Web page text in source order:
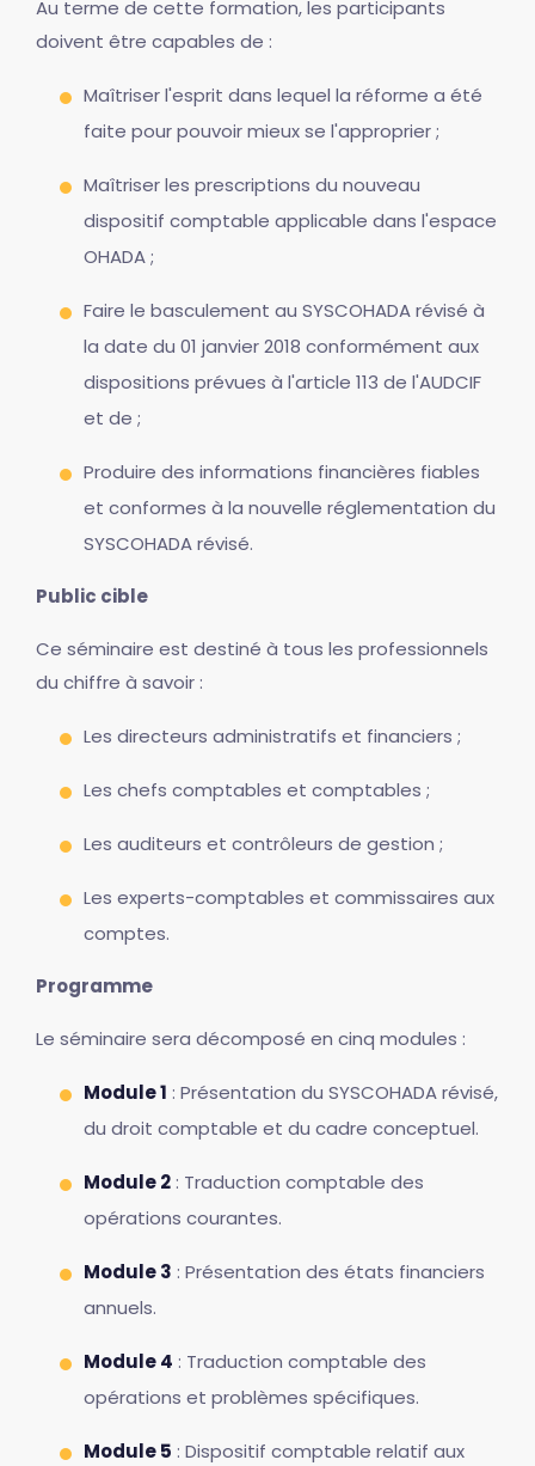
Au terme de cette formation, les participants
doivent être capables de :
Maîtriser l'esprit dans lequel la réforme a été
faite pour pouvoir mieux se l'approprier ;
Maîtriser les prescriptions du nouveau
dispositif comptable applicable dans l'espace
OHADA ;
Faire le basculement au SYSCOHADA révisé à
la date du 01 janvier 2018 conformément aux
dispositions prévues à l'article 113 de l'AUDCIF
et de ;
Produire des informations financières fiables
et conformes à la nouvelle réglementation du
SYSCOHADA révisé.
Public cible
Ce séminaire est destiné à tous les professionnels
du chiffre à savoir :
Les directeurs administratifs et financiers ;
Les chefs comptables et comptables ;
Les auditeurs et contrôleurs de gestion ;
Les experts-comptables et commissaires aux
comptes.
Programme
Le séminaire sera décomposé en cinq modules :
Module 1 : Présentation du SYSCOHADA révisé,
du droit comptable et du cadre conceptuel.
Module 2 : Traduction comptable des
opérations courantes.
Module 3 : Présentation des états financiers
annuels.
Module 4 : Traduction comptable des
opérations et problèmes spécifiques.
Module 5 : Dispositif comptable relatif aux